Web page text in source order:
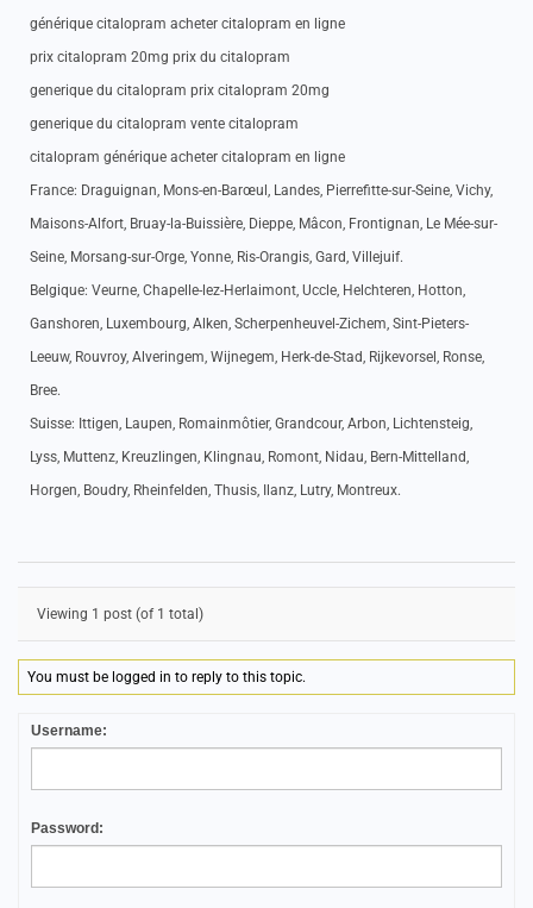
générique citalopram acheter citalopram en ligne
prix citalopram 20mg prix du citalopram
generique du citalopram prix citalopram 20mg
generique du citalopram vente citalopram
citalopram générique acheter citalopram en ligne
France: Draguignan, Mons-en-Barœul, Landes, Pierrefitte-sur-Seine, Vichy,
Maisons-Alfort, Bruay-la-Buissière, Dieppe, Mâcon, Frontignan, Le Mée-sur-
Seine, Morsang-sur-Orge, Yonne, Ris-Orangis, Gard, Villejuif.
Belgique: Veurne, Chapelle-lez-Herlaimont, Uccle, Helchteren, Hotton,
Ganshoren, Luxembourg, Alken, Scherpenheuvel-Zichem, Sint-Pieters-
Leeuw, Rouvroy, Alveringem, Wijnegem, Herk-de-Stad, Rijkevorsel, Ronse,
Bree.
Suisse: Ittigen, Laupen, Romainmôtier, Grandcour, Arbon, Lichtensteig,
Lyss, Muttenz, Kreuzlingen, Klingnau, Romont, Nidau, Bern-Mittelland,
Horgen, Boudry, Rheinfelden, Thusis, Ilanz, Lutry, Montreux.
Viewing 1 post (of 1 total)
You must be logged in to reply to this topic.
Username:
Password: